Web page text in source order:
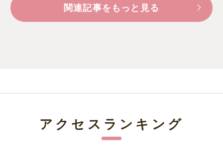
関連記事をもっと見る
アクセスランキング